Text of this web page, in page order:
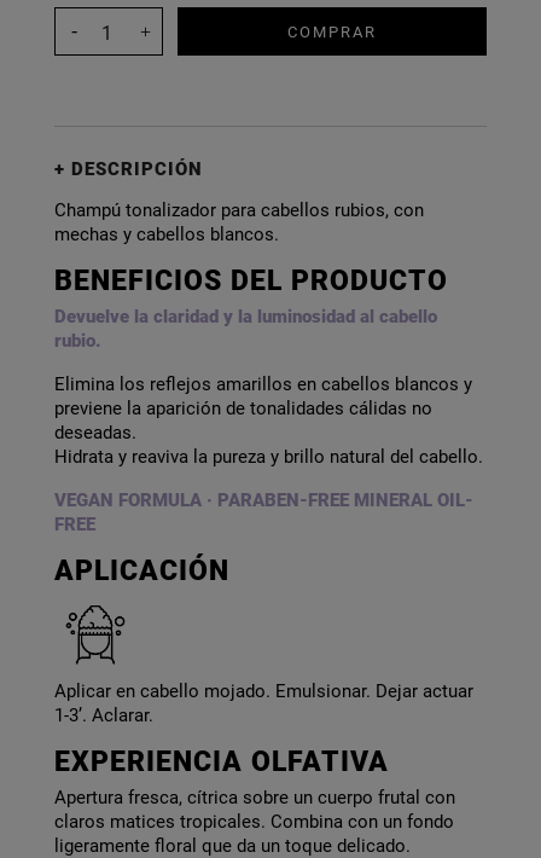
COMPRAR
DESCRIPCIÓN
Champú tonalizador para cabellos rubios, con
mechas y cabellos blancos.
BENEFICIOS DEL PRODUCTO
Devuelve la claridad y la luminosidad al cabello
rubio.
Elimina los reflejos amarillos en cabellos blancos y
previene la aparición de tonalidades cálidas no
deseadas.
Hidrata y reaviva la pureza y brillo natural del cabello.
VEGAN FORMULA · PARABEN-FREE MINERAL OIL-
FREE
APLICACIÓN
Aplicar en cabello mojado. Emulsionar. Dejar actuar
1-3’. Aclarar.
EXPERIENCIA OLFATIVA
Apertura fresca, cítrica sobre un cuerpo frutal con
claros matices tropicales. Combina con un fondo
ligeramente floral que da un toque delicado.